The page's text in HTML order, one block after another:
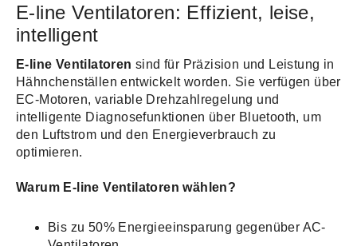
E-line Ventilatoren: Effizient, leise,
intelligent
E-line Ventilatoren sind für Präzision und Leistung in
Hähnchenställen entwickelt worden. Sie verfügen über
EC-Motoren, variable Drehzahlregelung und
intelligente Diagnosefunktionen über Bluetooth, um
den Luftstrom und den Energieverbrauch zu
optimieren.
Warum E-line Ventilatoren wählen?
Bis zu 50% Energieeinsparung gegenüber AC-